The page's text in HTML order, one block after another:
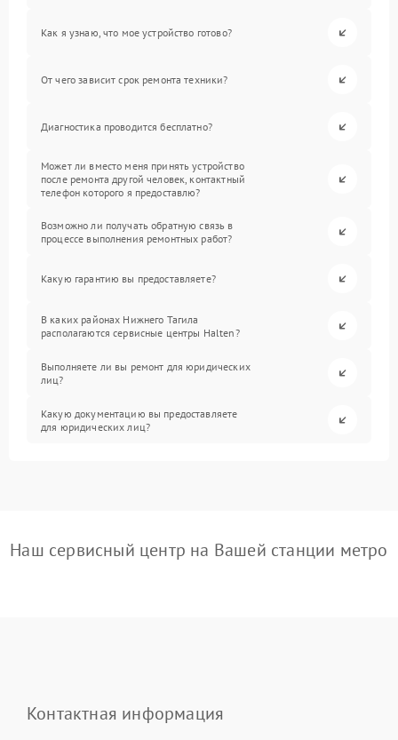
Как я узнаю, что мое устройство готово?
От чего зависит срок ремонта техники?
Диагностика проводится бесплатно?
Может ли вместо меня принять устройство
после ремонта другой человек, контактный
телефон которого я предоставлю?
Возможно ли получать обратную связь в
процессе выполнения ремонтных работ?
Какую гарантию вы предоставляете?
В каких районах Нижнего Тагила
располагаются сервисные центры Halten?
Выполняете ли вы ремонт для юридических
лиц?
Какую документацию вы предоставляете
для юридических лиц?
Наш сервисный центр на Вашей станции метро
Контактная информация